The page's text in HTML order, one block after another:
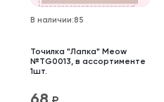
В наличии:85
Точилка "Лапка" Meow
№TG0013, в ассортименте
1шт.